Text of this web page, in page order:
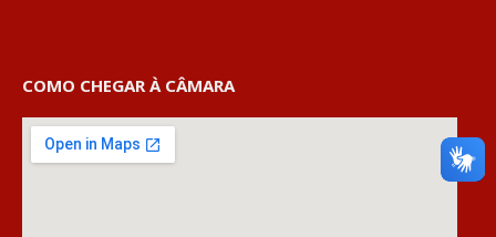
COMO CHEGAR À CÂMARA